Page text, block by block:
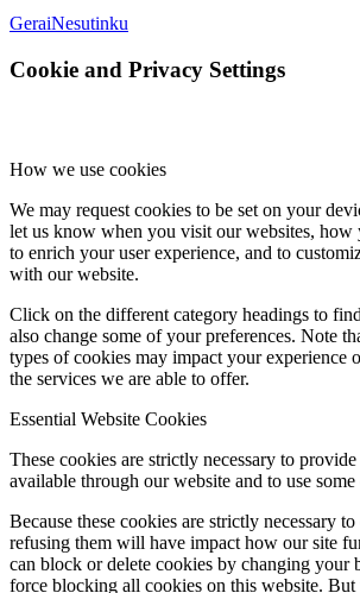
GeraiNesutinku
Cookie and Privacy Settings
How we use cookies
We may request cookies to be set on your
let us know when you visit our websites, how
to enrich your user experience, and to
with our website.
Click on the different category headings to
also change some of your preferences. Note
types of cookies may impact your experience
the services we are able to offer.
Essential Website Cookies
These cookies are strictly necessary to
available through our website and to use some
Because these cookies are strictly necessary
refusing them will have impact how our site
can block or delete cookies by changing your
force blocking all cookies on this website.